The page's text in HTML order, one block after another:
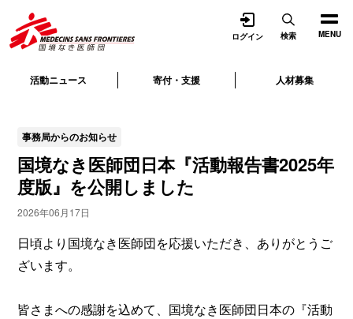
MENU
活動ニュース 寄付・支援 人材募集
ログイン 検索
事務局からのお知らせ
国境なき医師団日本『活動報告書2025年
度版』を公開しました
2026年06月17日
日頃より国境なき医師団を応援いただき、ありがとうご
ざいます。
皆さまへの感謝を込めて、国境なき医師団日本の『活動